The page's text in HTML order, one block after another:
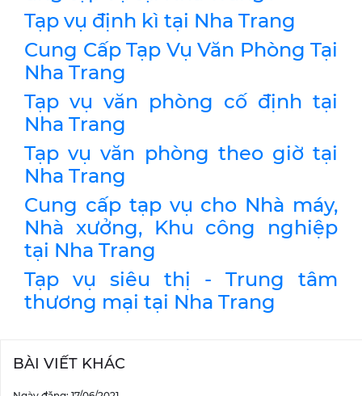
Tạp vụ định kì tại Nha Trang
Cung Cấp Tạp Vụ Văn Phòng Tại
Nha Trang
Tạp vụ văn phòng cố định tại
Nha Trang
Tạp vụ văn phòng theo giờ tại
Nha Trang
Cung cấp tạp vụ cho Nhà máy,
Nhà xưởng, Khu công nghiệp
tại Nha Trang
Tạp vụ siêu thị - Trung tâm
thương mại tại Nha Trang
BÀI VIẾT KHÁC